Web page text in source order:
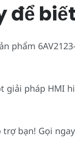
để
phẩm
pháp HMI
bạn! Gọi